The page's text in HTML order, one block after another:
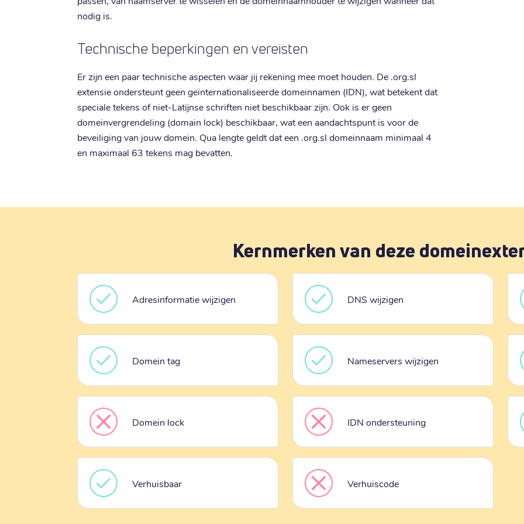
nodig is.
Technische beperkingen en vereisten
Er zijn een paar technische aspecten waar jij rekening mee moet houden. De .org.sl
extensie ondersteunt geen geïnternationaliseerde domeinnamen (IDN), wat betekent dat
speciale tekens of niet-Latijnse schriften niet beschikbaar zijn. Ook is er geen
domeinvergrendeling (domain lock) beschikbaar, wat een aandachtspunt is voor de
beveiliging van jouw domein. Qua lengte geldt dat een .org.sl domeinnaam minimaal 4
en maximaal 63 tekens mag bevatten.
Kernmerken van deze
Adresinformatie wijzigen DNS wijzigen
Domein tag Nameservers wijzigen
Domein lock IDN ondersteuning
Verhuisbaar Verhuiscode